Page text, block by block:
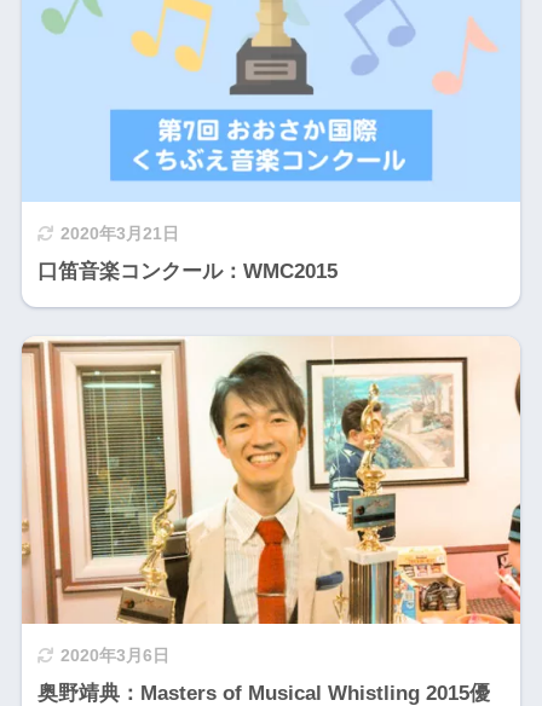
2020年3月21日
口笛音楽コンクール：WMC2015
2020年3月6日
奥野靖典：Masters of Musical Whistling 2015優